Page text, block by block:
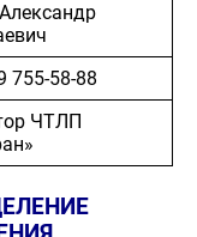
755-58-88
ЧТЛП